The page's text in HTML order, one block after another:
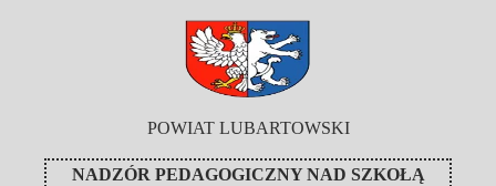
POWIAT LUBARTOWSKI
NADZÓR PEDAGOGICZNY NAD SZKOŁĄ